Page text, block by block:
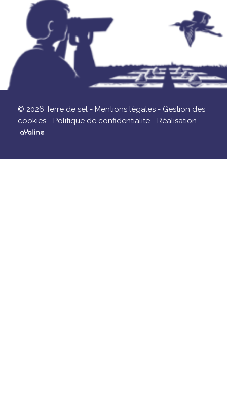
© 2026 Terre de sel - Mentions légales - Gestion des
cookies - Politique de confidentialite - Réalisation